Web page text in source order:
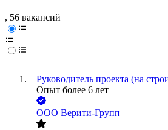
, 56 вакансий
Руководитель проекта (на
Опыт более 6 лет
ООО Верити-Групп